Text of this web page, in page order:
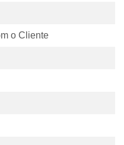
o Cliente